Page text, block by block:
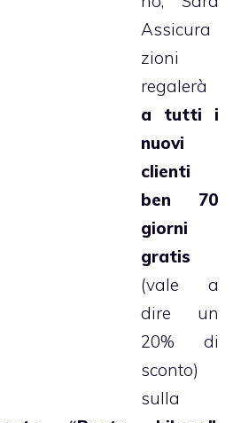
Assicura
zioni
regalerà
a tutti i
nuovi
clienti
ben 70
giorni
gratis
(vale a
dire un
20% di
sconto)
sulla